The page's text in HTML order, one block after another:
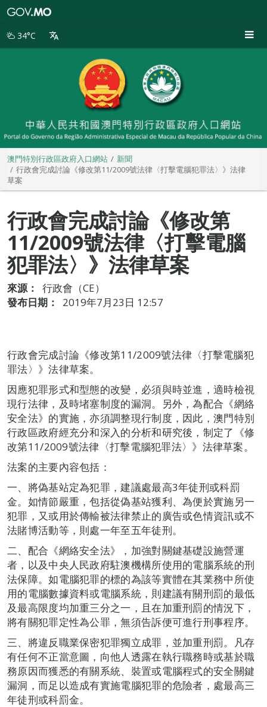
別
34°C
澳門特別行政區政府入口網站
新聞
行政會完成討論《修改第11/2009號法律〈打擊電腦犯罪法〉》法律
草案
行政會完成討論《修改第
11/2009號法律〈打擊電腦
犯罪法〉》法律草案
來源：
行政會（CE）
發布日期：
2019年7月23日 12:57
行政會完成討論《修改第11/2009號法律〈打擊電腦犯
罪法〉》法律草案。
因應犯罪形式和型態的改變，必須與時並進，適時檢視
現行法律，及時堵塞制度的漏洞。另外，為配合《網絡
安全法》的實施，亦須調整現行制度，因此，澳門特別
行政區政府經充分和深入的分析和研究後，制定了《修
改第11/2009號法律〈打擊電腦犯罪法〉》法律草案。
法案的主要內容包括：
一、將偽基站定為犯罪，建議處最高3年徒刑或科罰
金。如情節嚴重，包括從偽基站獲利、為便於實施另一
犯罪，又或用於傳輸被法律禁止的廣告或色情資訊或不
法賭博活動等，則處一年至五年徒刑。
二、配合《網絡安全法》，加強對關鍵基礎設施營運
者，以及中央人民政府駐澳機構所使用的電腦系統的刑
法保障。如電腦犯罪的標的為該等實體在其業務中所使
用的電腦數據資料或電腦系統，則建議有關刑罰的最低
及最高限度均加重三分之一，且在加重刑罰的情況下，
將有關犯罪定性為公罪，無須告訴便可進行刑事程序。
三、將違反職業保密犯罪獨立成罪，並加重刑罰。凡存
有任何不正當意圖，向他人透露在執行職務時或基於職
務原因而獲悉的有關系統、裝置或電腦程式的安全關鍵
漏洞，而足以造成有實施電腦犯罪的危險者，處最高三
年徒刑或科罰金。